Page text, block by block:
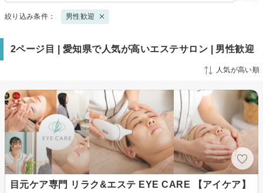
絞り込み条件： 男性歓迎
2ページ目 | 愛知県で人気が高いエステサロン | 男性歓迎
人気が高い順
目元ケア専門 リラク&エステ EYE CARE 【アイケア】